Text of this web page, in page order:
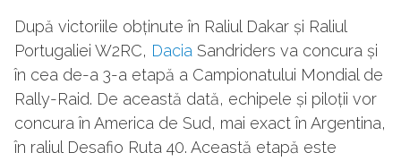
După victoriile obținute în Raliul Dakar și Raliul
Portugaliei W2RC, Dacia Sandriders va concura și
în cea de-a 3-a etapă a Campionatului Mondial de
Rally-Raid. De această dată, echipele și piloții vor
concura în America de Sud, mai exact în Argentina,
în raliul Desafio Ruta 40. Această etapă este